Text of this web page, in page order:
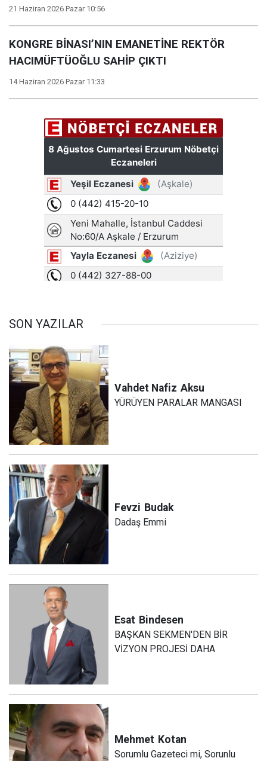
21 Haziran 2026 Pazar 10:56
KONGRE BİNASI’NIN EMANETİNE REKTÖR
HACIMÜFTÜOĞLU SAHİP ÇIKTI
14 Haziran 2026 Pazar 11:33
SON YAZILAR
Vahdet Nafiz Aksu
YÜRÜYEN PARALAR MANGASI
Fevzi Budak
Dadaş Emmi
Esat Bindesen
BAŞKAN SEKMEN'DEN BİR
VİZYON PROJESİ DAHA
Mehmet Kotan
Sorumlu Gazeteci mi, Sorunlu